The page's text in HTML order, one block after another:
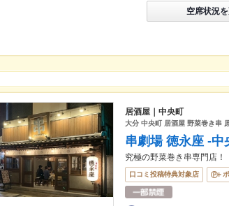
空席状況
居酒屋｜中央町
大分 中央町 居酒屋 野菜巻き串
串劇場 徳永座 -中
究極の野菜巻き串専門店！
口コミ投稿特典対象店